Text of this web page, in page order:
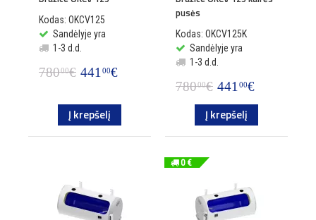
Kodas: OKCV125
Sandėlyje yra
1-3 d.d.
78000€ 44100€
Į krepšelį
pusės
Kodas: OKCV125K
Sandėlyje yra
1-3 d.d.
78000€ 44100€
Į krepšelį
0 €